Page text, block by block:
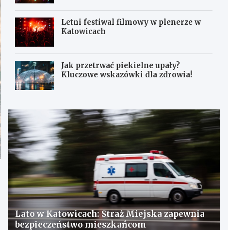
Letni festiwal filmowy w plenerze w
Katowicach
Jak przetrwać piekielne upały?
Kluczowe wskazówki dla zdrowia!
Lato w Katowicach: Straż Miejska zapewnia
bezpieczeństwo mieszkańcom